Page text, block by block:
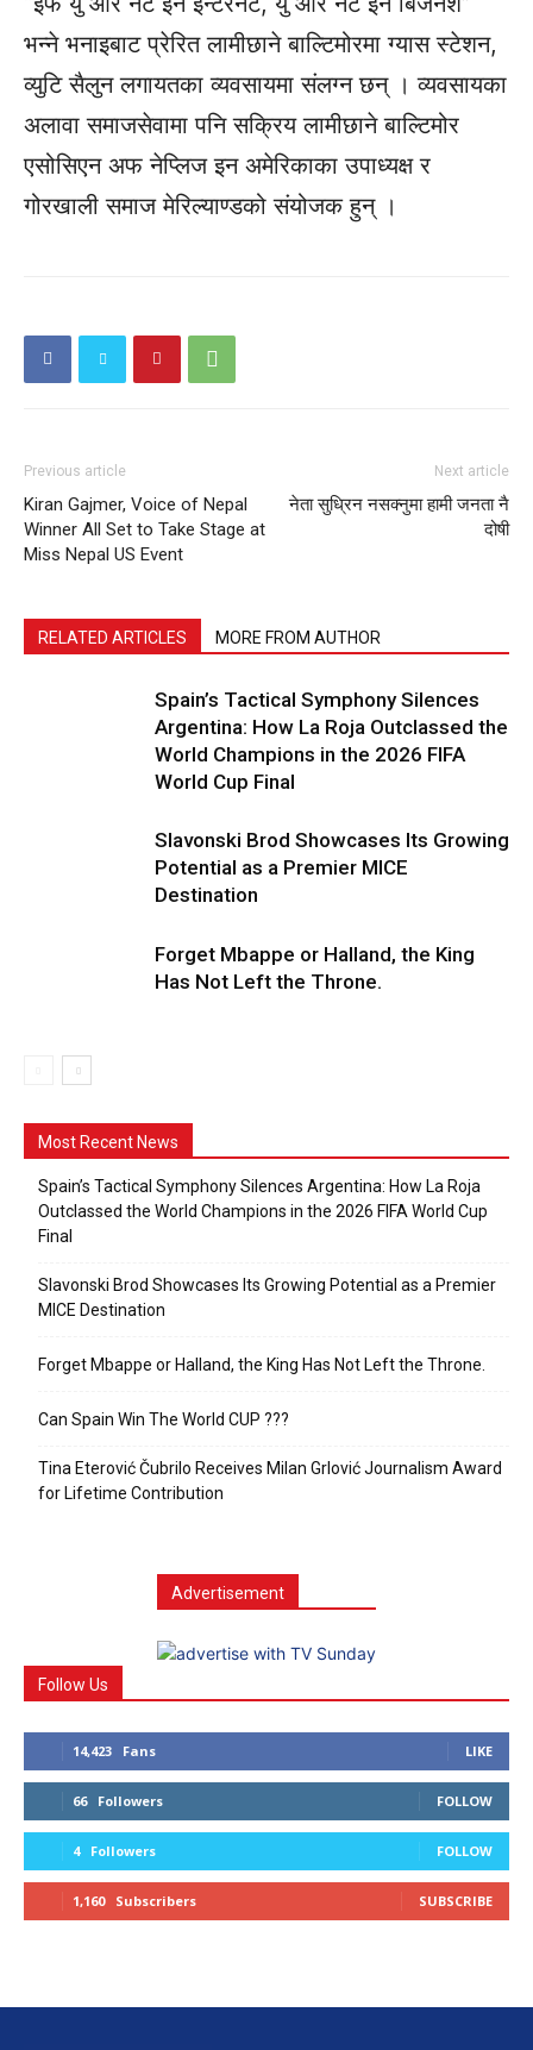
भन्ने भनाइबाट प्रेरित लामीछाने बाल्टिमोरमा ग्यास स्टेशन,
व्युटि सैलुन लगायतका व्यवसायमा संलग्न छन् । व्यवसायका
अलावा समाजसेवामा पनि सक्रिय लामीछाने बाल्टिमोर
एसोसिएन अफ नेप्लिज इन अमेरिकाका उपाध्यक्ष र
गोरखाली समाज मेरिल्याण्डको संयोजक हुन् ।
Previous article
Kiran Gajmer, Voice of Nepal
Winner All Set to Take Stage at
Miss Nepal US Event
Next article
नेता सुध्रिन नसक्नुमा हामी जनता नै
दोषी
RELATED ARTICLES MORE FROM AUTHOR
Spain’s Tactical Symphony Silences
Argentina: How La Roja Outclassed the
World Champions in the 2026 FIFA
World Cup Final
Slavonski Brod Showcases Its Growing
Potential as a Premier MICE
Destination
Forget Mbappe or Halland, the King
Has Not Left the Throne.
Most Recent News
Spain’s Tactical Symphony Silences Argentina: How La Roja
Outclassed the World Champions in the 2026 FIFA World Cup
Final
Slavonski Brod Showcases Its Growing Potential as a Premier
MICE Destination
Forget Mbappe or Halland, the King Has Not Left the Throne.
Can Spain Win The World CUP ???
Tina Eterović Čubrilo Receives Milan Grlović Journalism Award
for Lifetime Contribution
Advertisement
Follow Us
14,423 Fans LIKE
66 Followers FOLLOW
4 Followers FOLLOW
1,160 Subscribers SUBSCRIBE